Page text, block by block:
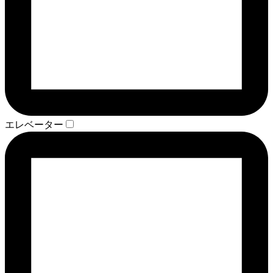
エレベーター